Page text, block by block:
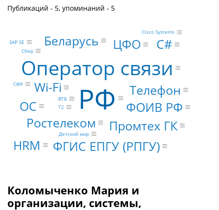
Публикаций - 5, упоминаний - 5
РФ
Оператор связи
Ростелеком Промтех ГК
ФОИВ РФ
Телефон
Wi-Fi
ОС
HRM ФГИС ЕПГУ (РПГУ)
C#
ЦФО
Беларусь
Т2
SAP SE
Cisco Systems
Сбер
Детский мир
ВТБ
СФР
Коломыченко Мария и
организации, системы,